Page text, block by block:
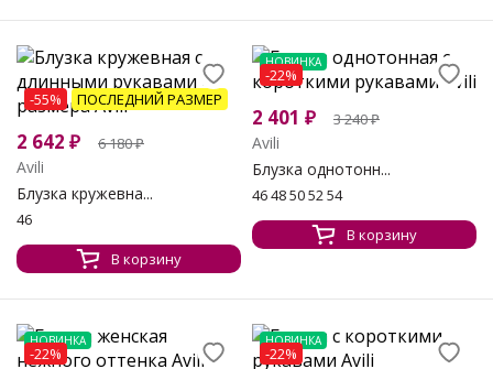
-55% ПОСЛЕДНИЙ РАЗМЕР
2 642 ₽ 6 180₽
Avili
Блузка кружевна...
46
В корзину
НОВИНКА
-22%
2 401 ₽ 3 240₽
Avili
Блузка однотонн...
46 48 50 52 54
В корзину
НОВИНКА
-22%
НОВИНКА
-22%